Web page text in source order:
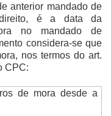
anterior mandado de
é a data da
no mandado de
considera-se que
nos termos do art.
CPC:
de mora desde a